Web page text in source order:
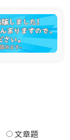
文章題